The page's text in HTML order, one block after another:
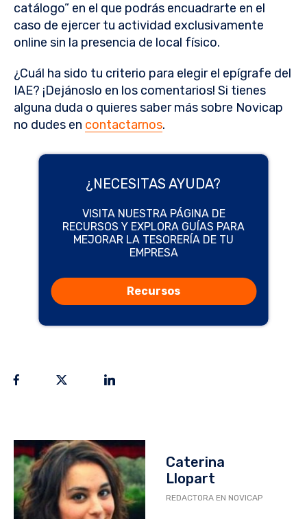
catálogo” en el que podrás encuadrarte en el
caso de ejercer tu actividad exclusivamente
online sin la presencia de local físico.
¿Cuál ha sido tu criterio para elegir el epígrafe del
IAE? ¡Dejánoslo en los comentarios! Si tienes
alguna duda o quieres saber más sobre Novicap
no dudes en contactarnos.
¿NECESITAS AYUDA?
VISITA NUESTRA PÁGINA DE
RECURSOS Y EXPLORA GUÍAS PARA
MEJORAR LA TESORERÍA DE TU
EMPRESA
Recursos
Caterina
Llopart
REDACTORA EN NOVICAP